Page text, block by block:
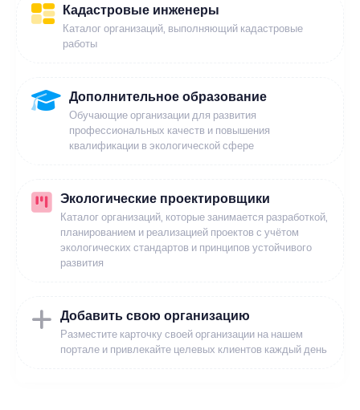
Кадастровые инженеры
Каталог организаций, выполняющий кадастровые
работы
Дополнительное образование
Обучающие организации для развития
профессиональных качеств и повышения
квалификации в экологической сфере
Экологические проектировщики
Каталог организаций, которые занимается разработкой,
планированием и реализацией проектов с учётом
экологических стандартов и принципов устойчивого
развития
Добавить свою организацию
Разместите карточку своей организации на нашем
портале и привлекайте целевых клиентов каждый день